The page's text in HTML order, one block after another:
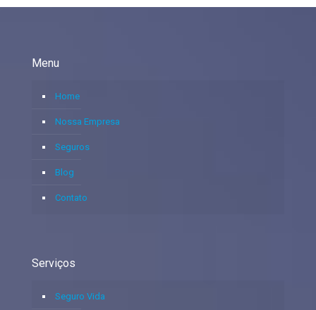
Menu
Home
Nossa Empresa
Seguros
Blog
Contato
Serviços
Seguro Vida